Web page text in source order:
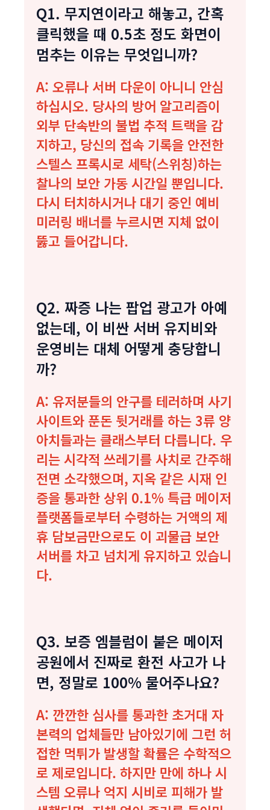
Q1. 무지연이라고 해놓고, 간혹
클릭했을 때 0.5초 정도 화면이
멈추는 이유는 무엇입니까?
A: 오류나 서버 다운이 아니니 안심
하십시오. 당사의 방어 알고리즘이
외부 단속반의 불법 추적 트랙을 감
지하고, 당신의 접속 기록을 안전한
스텔스 프록시로 세탁(스위칭)하는
찰나의 보안 가동 시간일 뿐입니다.
다시 터치하시거나 대기 중인 예비
미러링 배너를 누르시면 지체 없이
뚫고 들어갑니다.
Q2. 짜증 나는 팝업 광고가 아예
없는데, 이 비싼 서버 유지비와
운영비는 대체 어떻게 충당합니
까?
A: 유저분들의 안구를 테러하며 사기
사이트와 푼돈 뒷거래를 하는 3류 양
아치들과는 클래스부터 다릅니다. 우
리는 시각적 쓰레기를 사치로 간주해
전면 소각했으며, 지옥 같은 시재 인
증을 통과한 상위 0.1% 특급 메이저
플랫폼들로부터 수령하는 거액의 제
휴 담보금만으로도 이 괴물급 보안
서버를 차고 넘치게 유지하고 있습니
다.
Q3. 보증 엠블럼이 붙은 메이저
공원에서 진짜로 환전 사고가 나
면, 정말로 100% 물어주나요?
A: 깐깐한 심사를 통과한 초거대 자
본력의 업체들만 남아있기에 그런 허
접한 먹튀가 발생할 확률은 수학적으
로 제로입니다. 하지만 만에 하나 시
스템 오류나 억지 시비로 피해가 발